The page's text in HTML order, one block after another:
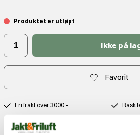
Produktet er utløpt
Ikke på
Favorit
Fri frakt over 3000.-
Rask